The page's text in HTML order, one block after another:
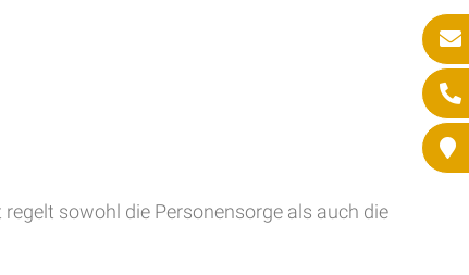
sowohl die Personensorge als auch die